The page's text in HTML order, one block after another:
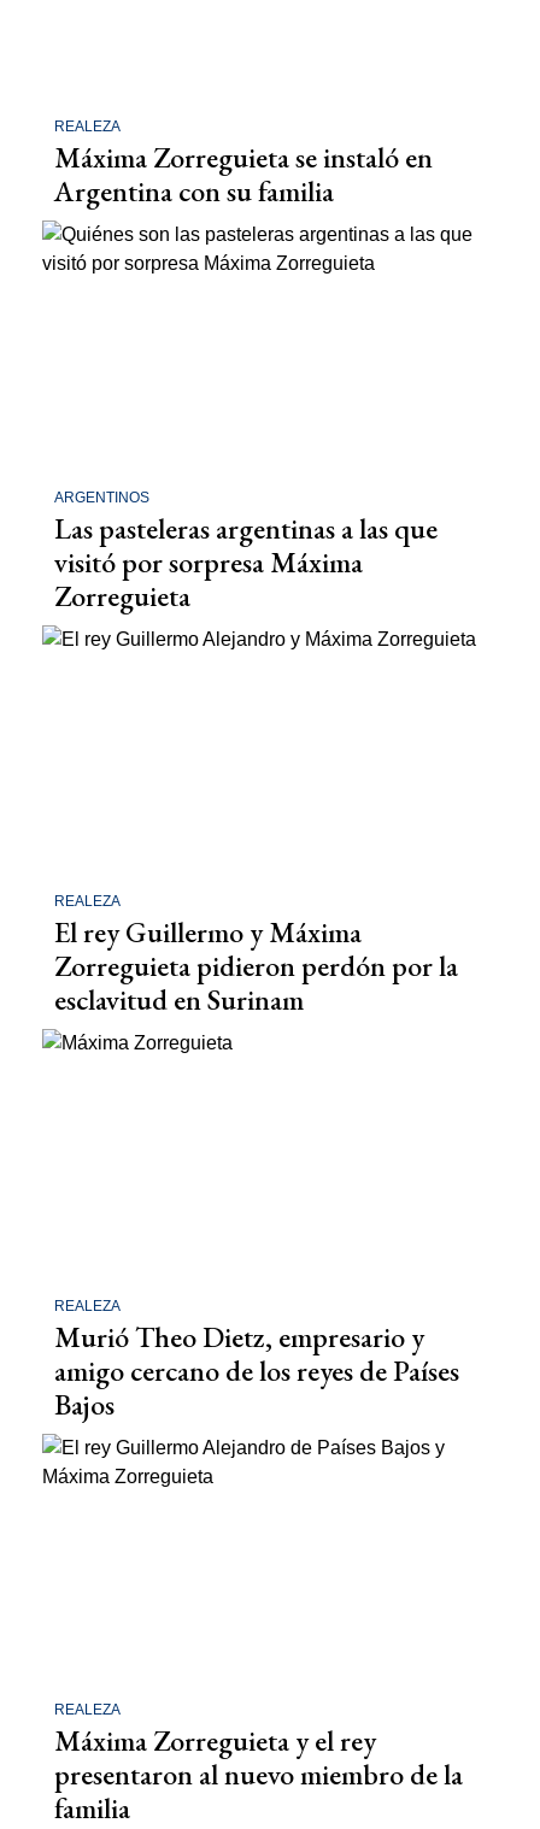
REALEZA
Máxima Zorreguieta se instaló en
Argentina con su familia
ARGENTINOS
Las pasteleras argentinas a las que
visitó por sorpresa Máxima
Zorreguieta
REALEZA
El rey Guillermo y Máxima
Zorreguieta pidieron perdón por la
esclavitud en Surinam
REALEZA
Murió Theo Dietz, empresario y
amigo cercano de los reyes de Países
Bajos
REALEZA
Máxima Zorreguieta y el rey
presentaron al nuevo miembro de la
familia